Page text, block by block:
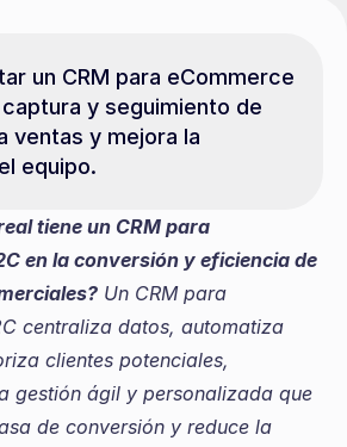
un CRM para eCommerce
y seguimiento de
ventas y mejora la
equipo.
tiene un CRM para
en la conversión y eficiencia de
Un CRM para
centraliza datos, automatiza
clientes potenciales,
gestión ágil y personalizada que
de conversión y reduce la